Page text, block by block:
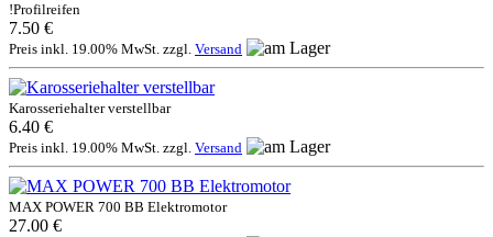
!Profilreifen
7.50 €
Preis inkl. 19.00% MwSt. zzgl. Versand
Karosseriehalter verstellbar
6.40 €
Preis inkl. 19.00% MwSt. zzgl. Versand
MAX POWER 700 BB Elektromotor
27.00 €